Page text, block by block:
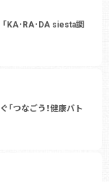
KA･RA･DA siesta調
つなごう！健康バト